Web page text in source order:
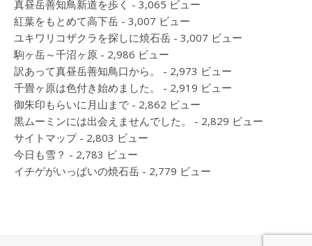
真昼岳善知鳥新道を歩く - 3,065 ビュー
紅葉をもとめて高下岳 - 3,007 ビュー
ユキワリコザクラを探しに焼石岳 - 3,007 ビュー
駒ヶ岳～千沼ヶ原 - 2,986 ビュー
訳あって真昼岳善知鳥口から。
- 2,973 ビュー
千畳ヶ原は色付き始めました。
- 2,919 ビュー
御朱印もらいに月山まで - 2,862 ビュー
黒ムーミンには出会えませんでした。
- 2,829 ビュー
サイトマップ- 2,803 ビュー
今日も雪？ - 2,783 ビュー
イチゲがいっぱいの焼石岳 - 2,779 ビュー